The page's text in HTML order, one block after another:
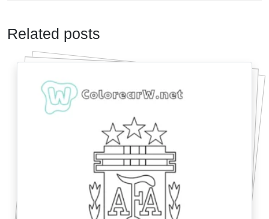
Related posts